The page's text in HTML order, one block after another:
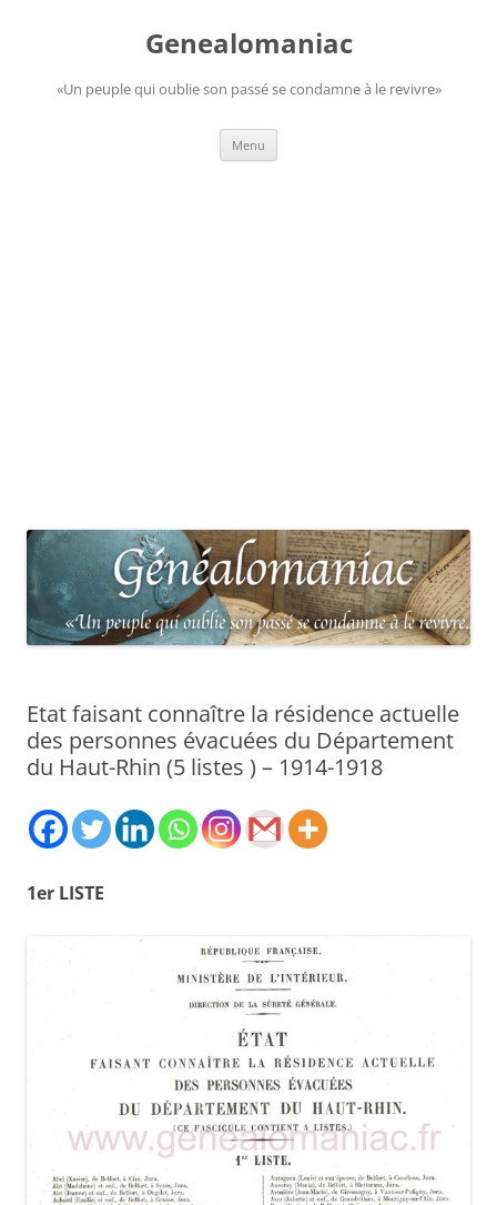
Genealomaniac
«Un peuple qui oublie son passé se condamne à le revivre»
Menu
Etat faisant connaître la résidence actuelle
des personnes évacuées du Département
du Haut-Rhin (5 listes ) – 1914-1918
1er LISTE